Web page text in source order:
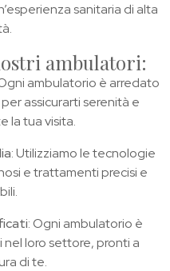
sanitaria di alta
ambulatori:
ambulatorio è arredato
assicurarti serenità e
la tua visita.
: Utilizziamo le tecnologie
e trattamenti precisi e
: Ogni ambulatorio è
loro settore, pronti a
di te.